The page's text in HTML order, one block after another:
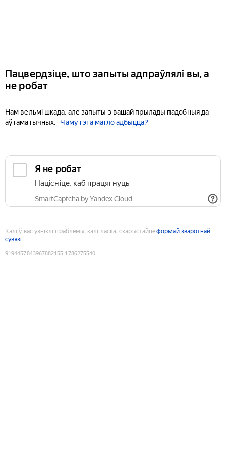
Пацвердзіце, што запыты адпраўлялі вы, а
не робат
Нам вельмі шкада, але запыты з вашай прылады падобныя да
аўтаматычных.
Чаму гэта магло адбыцца?
Я не робат
Націсніце, каб працягнуць
SmartCaptcha by Yandex Cloud
Калі ў вас узніклі праблемы, калі ласка, скарыстайцеформай зваротнай
сувязі
9194457843967882155:1786275540